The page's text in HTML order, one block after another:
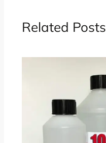
Related Posts